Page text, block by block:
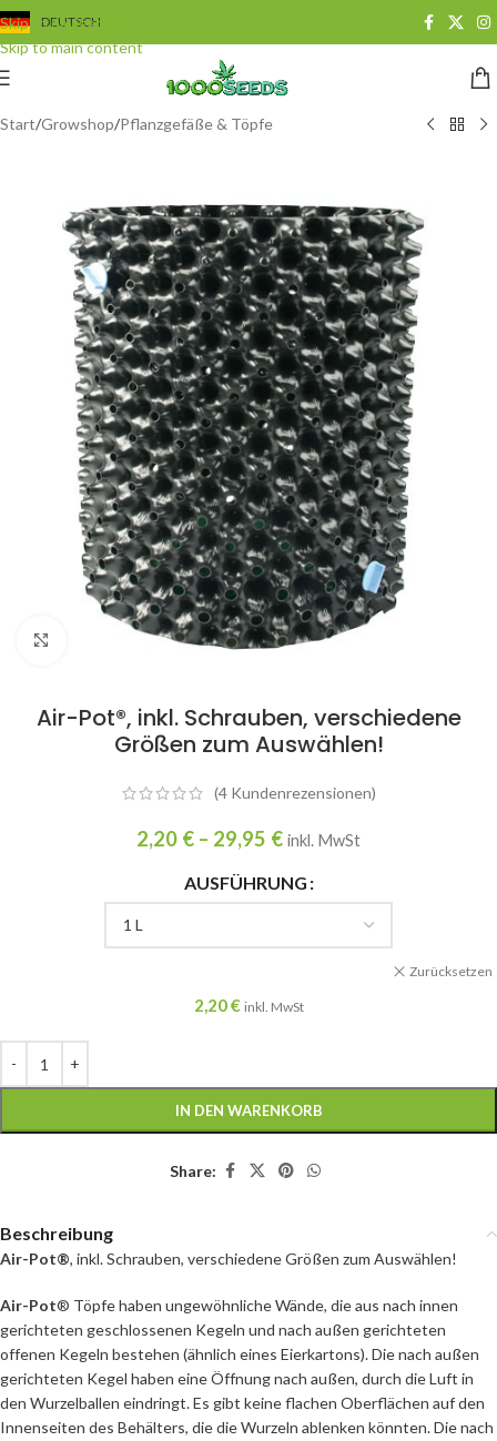
Skip to navigation
Skip to main content
DEUTSCH
Start/Growshop/Pflanzgefäße & Töpfe
Click to enlarge
Air-Pot®, inkl. Schrauben, verschiedene
Größen zum Auswählen!
(4Kundenrezensionen)
2,20 € – 29,95 € inkl. MwSt
AUSFÜHRUNG
Zurücksetzen
2,20€ inkl. MwSt
IN DEN WARENKORB
Share:
Beschreibung
Air-Pot®, inkl. Schrauben, verschiedene Größen zum Auswählen!
Air-Pot® Töpfe haben ungewöhnliche Wände, die aus nach innen
gerichteten geschlossenen Kegeln und nach außen gerichteten
offenen Kegeln bestehen (ähnlich eines Eierkartons). Die nach außen
gerichteten Kegel haben eine Öffnung nach außen, durch die Luft in
den Wurzelballen eindringt. Es gibt keine flachen Oberflächen auf den
Innenseiten des Behälters, die die Wurzeln ablenken könnten. Die nach